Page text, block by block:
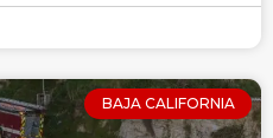
BAJA CALIFORNIA